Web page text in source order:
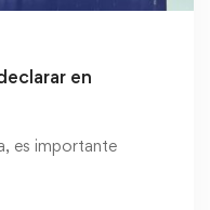
en
es importante